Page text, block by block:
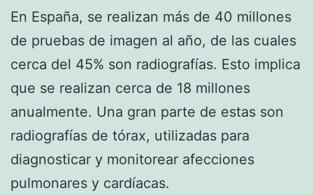
En España, se realizan más de 40 millones
de pruebas de imagen al año, de las cuales
cerca del 45% son radiografías. Esto implica
que se realizan cerca de 18 millones
anualmente. Una gran parte de estas son
radiografías de tórax, utilizadas para
diagnosticar y monitorear afecciones
pulmonares y cardíacas.